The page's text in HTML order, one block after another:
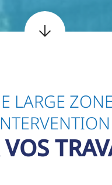
LARGE